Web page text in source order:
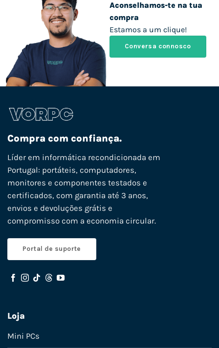
Aconselhamos-te na tua
compra
Estamos a um clique!
Conversa connosco
Compra com confiança.
Líder em informática recondicionada em
Portugal: portáteis, computadores,
monitores e componentes testados e
certificados, com garantia até 3 anos,
envios e devoluções grátis e
compromisso com a economia circular.
Portal de suporte
Loja
Mini PCs